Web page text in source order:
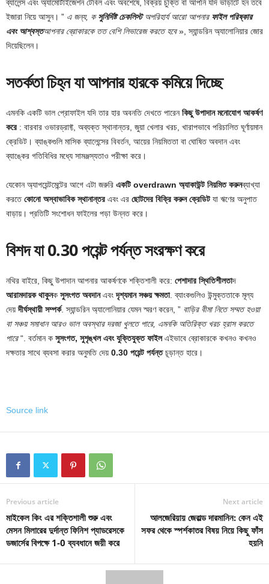
ব্যালেন্স এবং অ্যামোর্টাইজেশন টেবিল এবং অবশেষে, বিক্রয় চুক্তি বা আপনি যদি ভাড়াটে হন তবে
ইজারা নিয়ে আসুন। ” এ জন্য, কসুনির্দিষ্ট চেকলিস্টঅপরিহার্য আরো আপনারফাইল পরিষ্কার
এবং আশ্বস্তআপনার ব্রোকারকে তত বেশি লিভারেজ করতে হবে», স্যান্ডরিন অ্যালোনিয়ার জোর
দিয়েছিলেন।
সতর্কতা চিহ্ন যা আপনার হারকে কমিয়ে দিচ্ছে
এমনকি একটি ভাল প্রোফাইল যদি তার হার অবনতি দেখতে পারেনকিছু উপাদান মনোযোগ আকর্ষণ
করে : বারবার ওভারড্রাফ্ট, অব্যক্ত স্থানান্তর, জুয়া খেলার খরচ, খারাপভাবে পরিচালিত ঘূর্ণায়মান
ক্রেডিট। ব্যাঙ্কগুলি মাসিক ব্যালেন্সের বিবর্তন, আয়ের নিয়মিততা বা ঘোষিত অবদান এবং
ব্যাঙ্কের গতিবিধির মধ্যে সামঞ্জস্যতাও পরীক্ষা করে।
যেকোন অ্যাপয়েন্টমেন্টের আগে এটা জরুরি একটি overdrawn অ্যাকাউন্ট নিয়মিত করুনব্যাখ্যা
করতেকোনো অস্বাভাবিক স্থানান্তর এবং এর ছোটদের বিক্রি করুনক্রেডিটযা ঋণের অনুপাত
বাড়ায়। প্রতিটি সংশোধন ফাইলের পড়া উন্নত করে।
বিশদ যা 0.30 পয়েন্ট পর্যন্ত সংরক্ষণ করে
নথির বাইরে, কিছু উপাদান আপনার আকর্ষণকে শক্তিশালী করে: পেশাদার স্থিতিশীলতাদ
আরামদায়ক থাকুনক সুসংগত অবদানএবংদৃশ্যমান সঞ্চয় ক্ষমতা. ব্যাংকগুলিও উন্মুক্ততাকে মূল্য
দেয়দীর্ঘস্থায়ী সম্পর্ক. স্যান্ডরিন অ্যালোনিয়ার যেমন স্মরণ করেন, ” বাড়ির বীমা নিতে সম্মত হওয়া
বা সঞ্চয় সমাধান আরও ভাল অবস্থার দরজা খুলতে পারে, এমনকি অতিরিক্ত খরচ হ্রাস করতে
পারে“. বর্তমান ক সুসংগত, সুশৃঙ্খল এবং যুক্তিযুক্ত ফাইলএইভাবে ব্রোকারকে কখনও কখনও
দক্ষতার সাথে ব্যবসা করার অনুমতি দেয় 0.30 পয়েন্ট পর্যন্তচূড়ান্ত হারে।
Source link
Previous article
মাইকেল কিং এর শক্তিশালী শুরু এবং
মেসন মিলারের দুর্দান্ত ফিনিশ প্যাডরেসকে
ডজার্সের বিপক্ষে 1-0 ব্যবধানে জয়ী করে
Next article
আলজেরিয়ায় জেরাল্ড দারমানিন: কেন এই
সফর থেকে স্পর্শকাতর বিষয় নিয়ে কিছু ফাঁস
হয়নি